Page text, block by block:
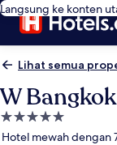
Langsung ke konten
Lihat semua
W Bangkok
Properti
bintang
Hotel mewah dengan